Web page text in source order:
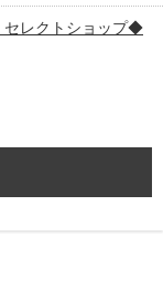
セレクトショップ◆